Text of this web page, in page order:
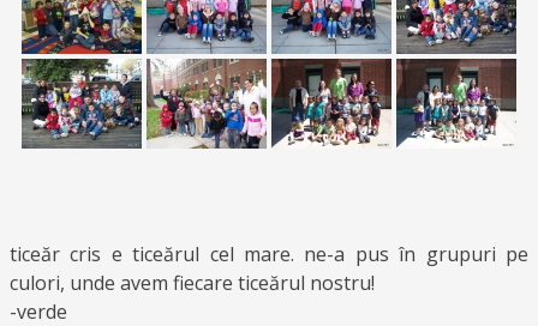
ticeăr cris e ticeărul cel mare. ne-a pus în grupuri pe
culori, unde avem fiecare ticeărul nostru!
-verde